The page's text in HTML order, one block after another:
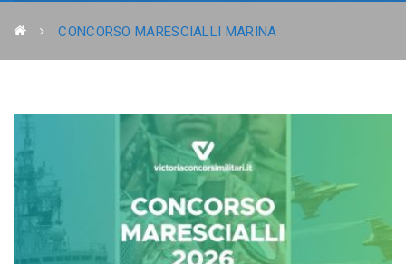
CONCORSO MARESCIALLI MARINA